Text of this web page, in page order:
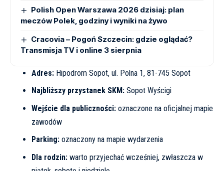
Polish Open Warszawa 2026 dzisiaj: plan
meczów Polek, godziny i wyniki na żywo
Cracovia – Pogoń Szczecin: gdzie oglądać?
Transmisja TV i online 3 sierpnia
Adres:Hipodrom Sopot, ul. Polna 1, 81-745 Sopot
Najbliższy przystanek SKM:Sopot Wyścigi
Wejście dla publiczności:oznaczone na oficjalnej mapie
zawodów
Parking:oznaczony na mapie wydarzenia
Dla rodzin:warto przyjechać wcześniej, zwłaszcza w